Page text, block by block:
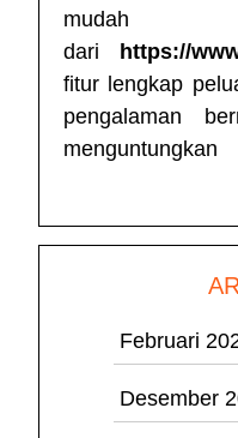
mudah
dari https://
fitur lengkap
pengalaman
menguntungkan
Februari
Desember